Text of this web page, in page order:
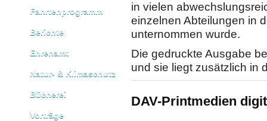
Fahrtenprogramm
Berichte
Ehrenamt
Natur- & Klimaschutz
Bücherei
Vorträge
in vielen
einzelnen Abteilungen in
unternommen wurde.
Die gedruckte Ausgabe
und sie liegt zusätzlich in
DAV-Printmedien